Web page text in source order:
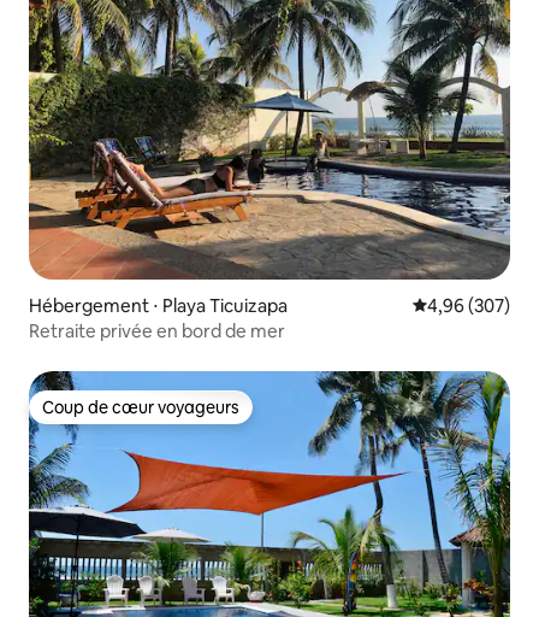
Hébergement ⋅ Playa Ticuizapa Évaluation
4,96 (307)
Retraite privée en bord de mer
Coup de cœur voyageurs
Coup de cœur voyageurs